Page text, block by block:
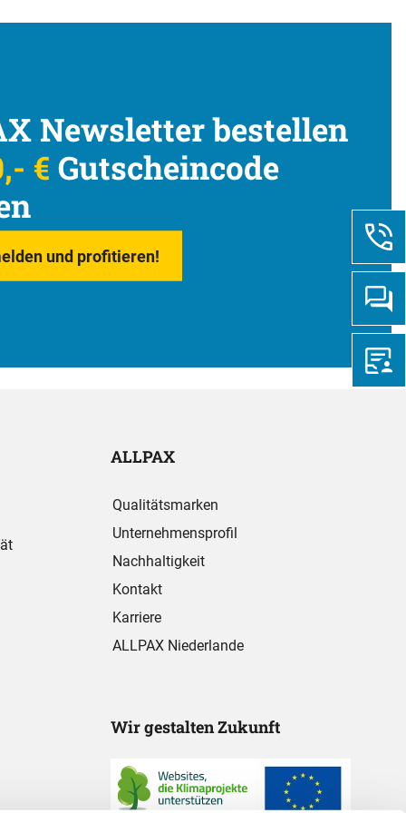
Newsletter bestellen
€ Gutscheincode
und profitieren!
ALLPAX
Qualitätsmarken
Unternehmensprofil
Nachhaltigkeit
Kontakt
Karriere
ALLPAX Niederlande
Wir gestalten Zukunft